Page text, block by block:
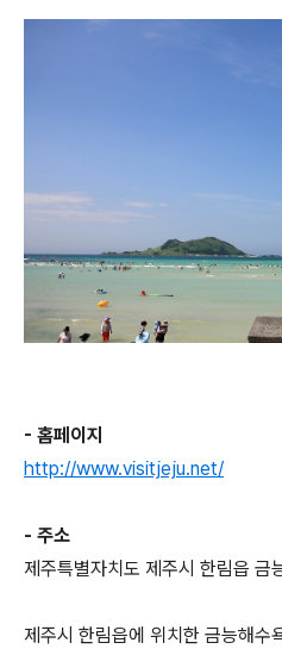
- 홈페이지
http://www.visitjeju.net/
- 주소
제주특별자치도 제주시 한림읍 금
제주시 한림읍에 위치한 금능해수